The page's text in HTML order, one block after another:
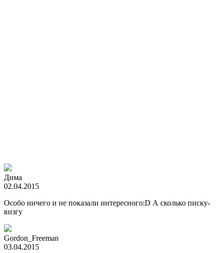
Дима
02.04.2015
Особо ничего и не показали интересного:D А сколько писку-
визгу
Gordon_Freeman
03.04.2015